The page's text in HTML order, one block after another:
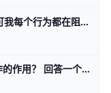
为什么我明明想有钱，可我每个行为都在阻止自己有钱？ 那天我写做事的为什么斗不过那些做人的，有读者看了第三个话题之后，留言问我说。 他一直都有一个疑惑，直到我提到了精神资本家这个词儿。 站在逻辑的视
“捞女游戏”能否起到反诈的作用？ 回答一个满级读者的问题，他留言请我务必点评下某一款大火的游戏。 游戏的名字叫做《捞女游戏》，玩家可以在游戏当中以男性视角来体验和所谓捞女交往的